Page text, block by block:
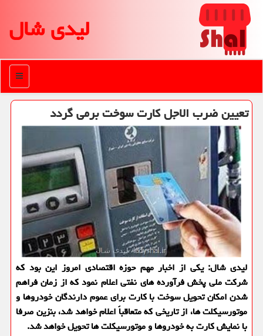
لیدی شال
منو
تعیین ضرب الاجل كارت سوخت برمی گردد
لیدی شال: یكی از اخبار مهم حوزه اقتصادی امروز این بود كه
شركت ملی پخش فرآورده های نفتی اعلام نمود كه از زمان فراهم
شدن امكان تحویل سوخت با كارت برای عموم دارندگان خودروها و
موتورسیكلت ها، از تاریخی كه متعاقباً اعلام خواهد شد، بنزین صرفا
با نمایش كارت به خودروها و موتورسیكلت ها تحویل خواهد شد.